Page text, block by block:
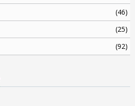
(46)
(25)
(92)